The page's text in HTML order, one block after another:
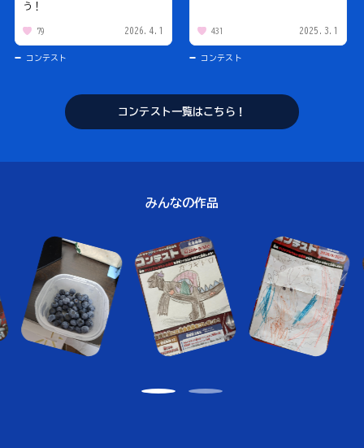
う！
79 2026.4.1
コンテスト
431 2025.3.1
コンテスト
コンテスト一覧はこちら！
みんなの作品